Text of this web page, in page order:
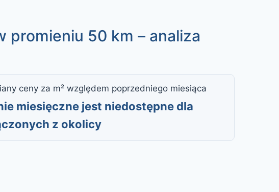
promieniu 50 km – analiza
ceny za m² względem poprzedniego miesiąca
miesięczne jest niedostępne dla
z okolicy